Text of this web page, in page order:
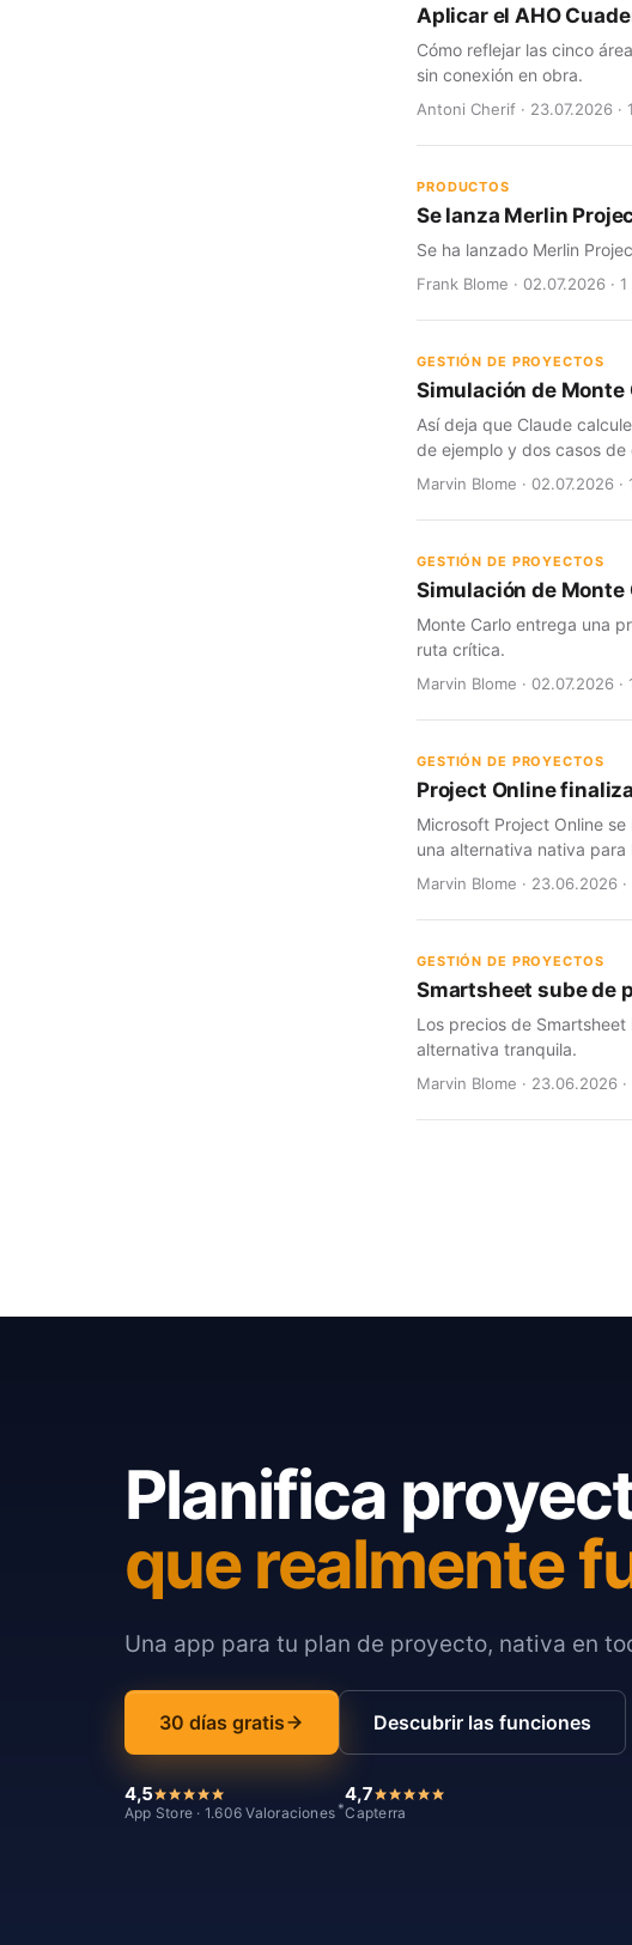
Aplicar el AHO
Cómo reflejar las cinco
sin conexión en obra.
Antoni Cherif · 23.07.2026 ·
PRODUCTOS
Se lanza Merlin
Se ha lanzado Merlin
Frank Blome · 02.07.2026 ·
GESTIÓN DE PROYECTOS
Simulación de Monte
Así deja que Claude
de ejemplo y dos casos de
Marvin Blome · 02.07.2026
GESTIÓN DE PROYECTOS
Simulación de
Monte Carlo entrega una
ruta crítica.
Marvin Blome · 02.07.2026
GESTIÓN DE PROYECTOS
Project Online
Microsoft Project Online
una alternativa nativa para
Marvin Blome · 23.06.2026
GESTIÓN DE PROYECTOS
Smartsheet sube de
Los precios de
alternativa tranquila.
Marvin Blome · 23.06.2026
Planifica
que realmente
Una app para tu plan de proyecto, nativa en
30 días gratis Descubrir las funciones
4,5
App Store · 1.606 Valoraciones *
4,7
Capterra